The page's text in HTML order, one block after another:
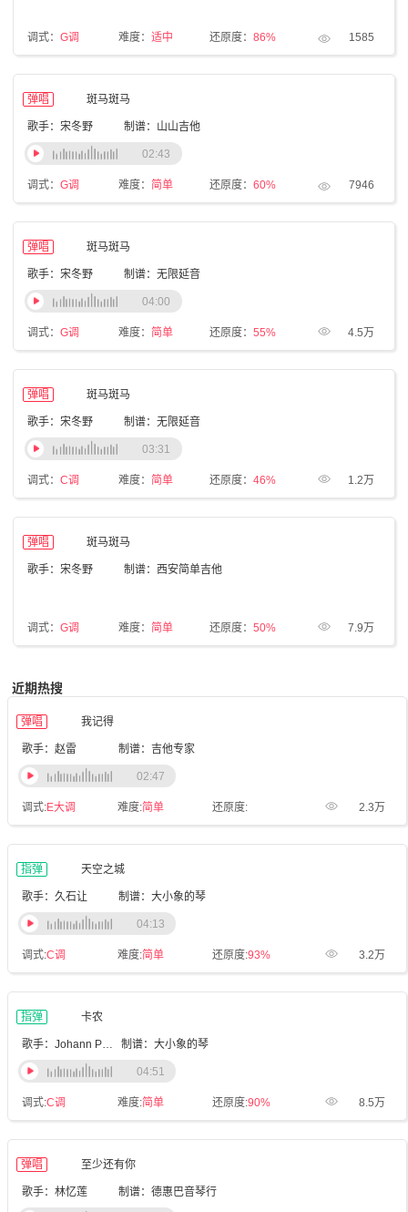
调式： G调 难度： 适中 还原度： 86% 1585
弹唱 斑马斑马
歌手：宋冬野 制谱：山山吉他
调式： G调 难度： 简单 还原度： 60% 7946
02:43
弹唱 斑马斑马
歌手：宋冬野 制谱：无限延音
调式： G调 难度： 简单 还原度： 55% 4.5万
04:00
弹唱 斑马斑马
歌手：宋冬野 制谱：无限延音
调式： C调 难度： 简单 还原度： 46% 1.2万
03:31
弹唱 斑马斑马
歌手：宋冬野 制谱：西安简单吉他
调式： G调 难度： 简单 还原度： 50% 7.9万
近期热搜
弹唱 我记得
歌手：赵雷 制谱：吉他专家
调式:E大调 难度:简单 还原度: 2.3万
02:47
指弹 天空之城
歌手：久石让 制谱：大小象的琴
调式:C调 难度:简单 还原度:93% 3.2万
04:13
指弹 卡农
歌手：Johann Pachelbel 制谱：大小象的琴
调式:C调 难度:简单 还原度:90% 8.5万
04:51
弹唱 至少还有你
歌手：林忆莲 制谱：德惠巴音琴行